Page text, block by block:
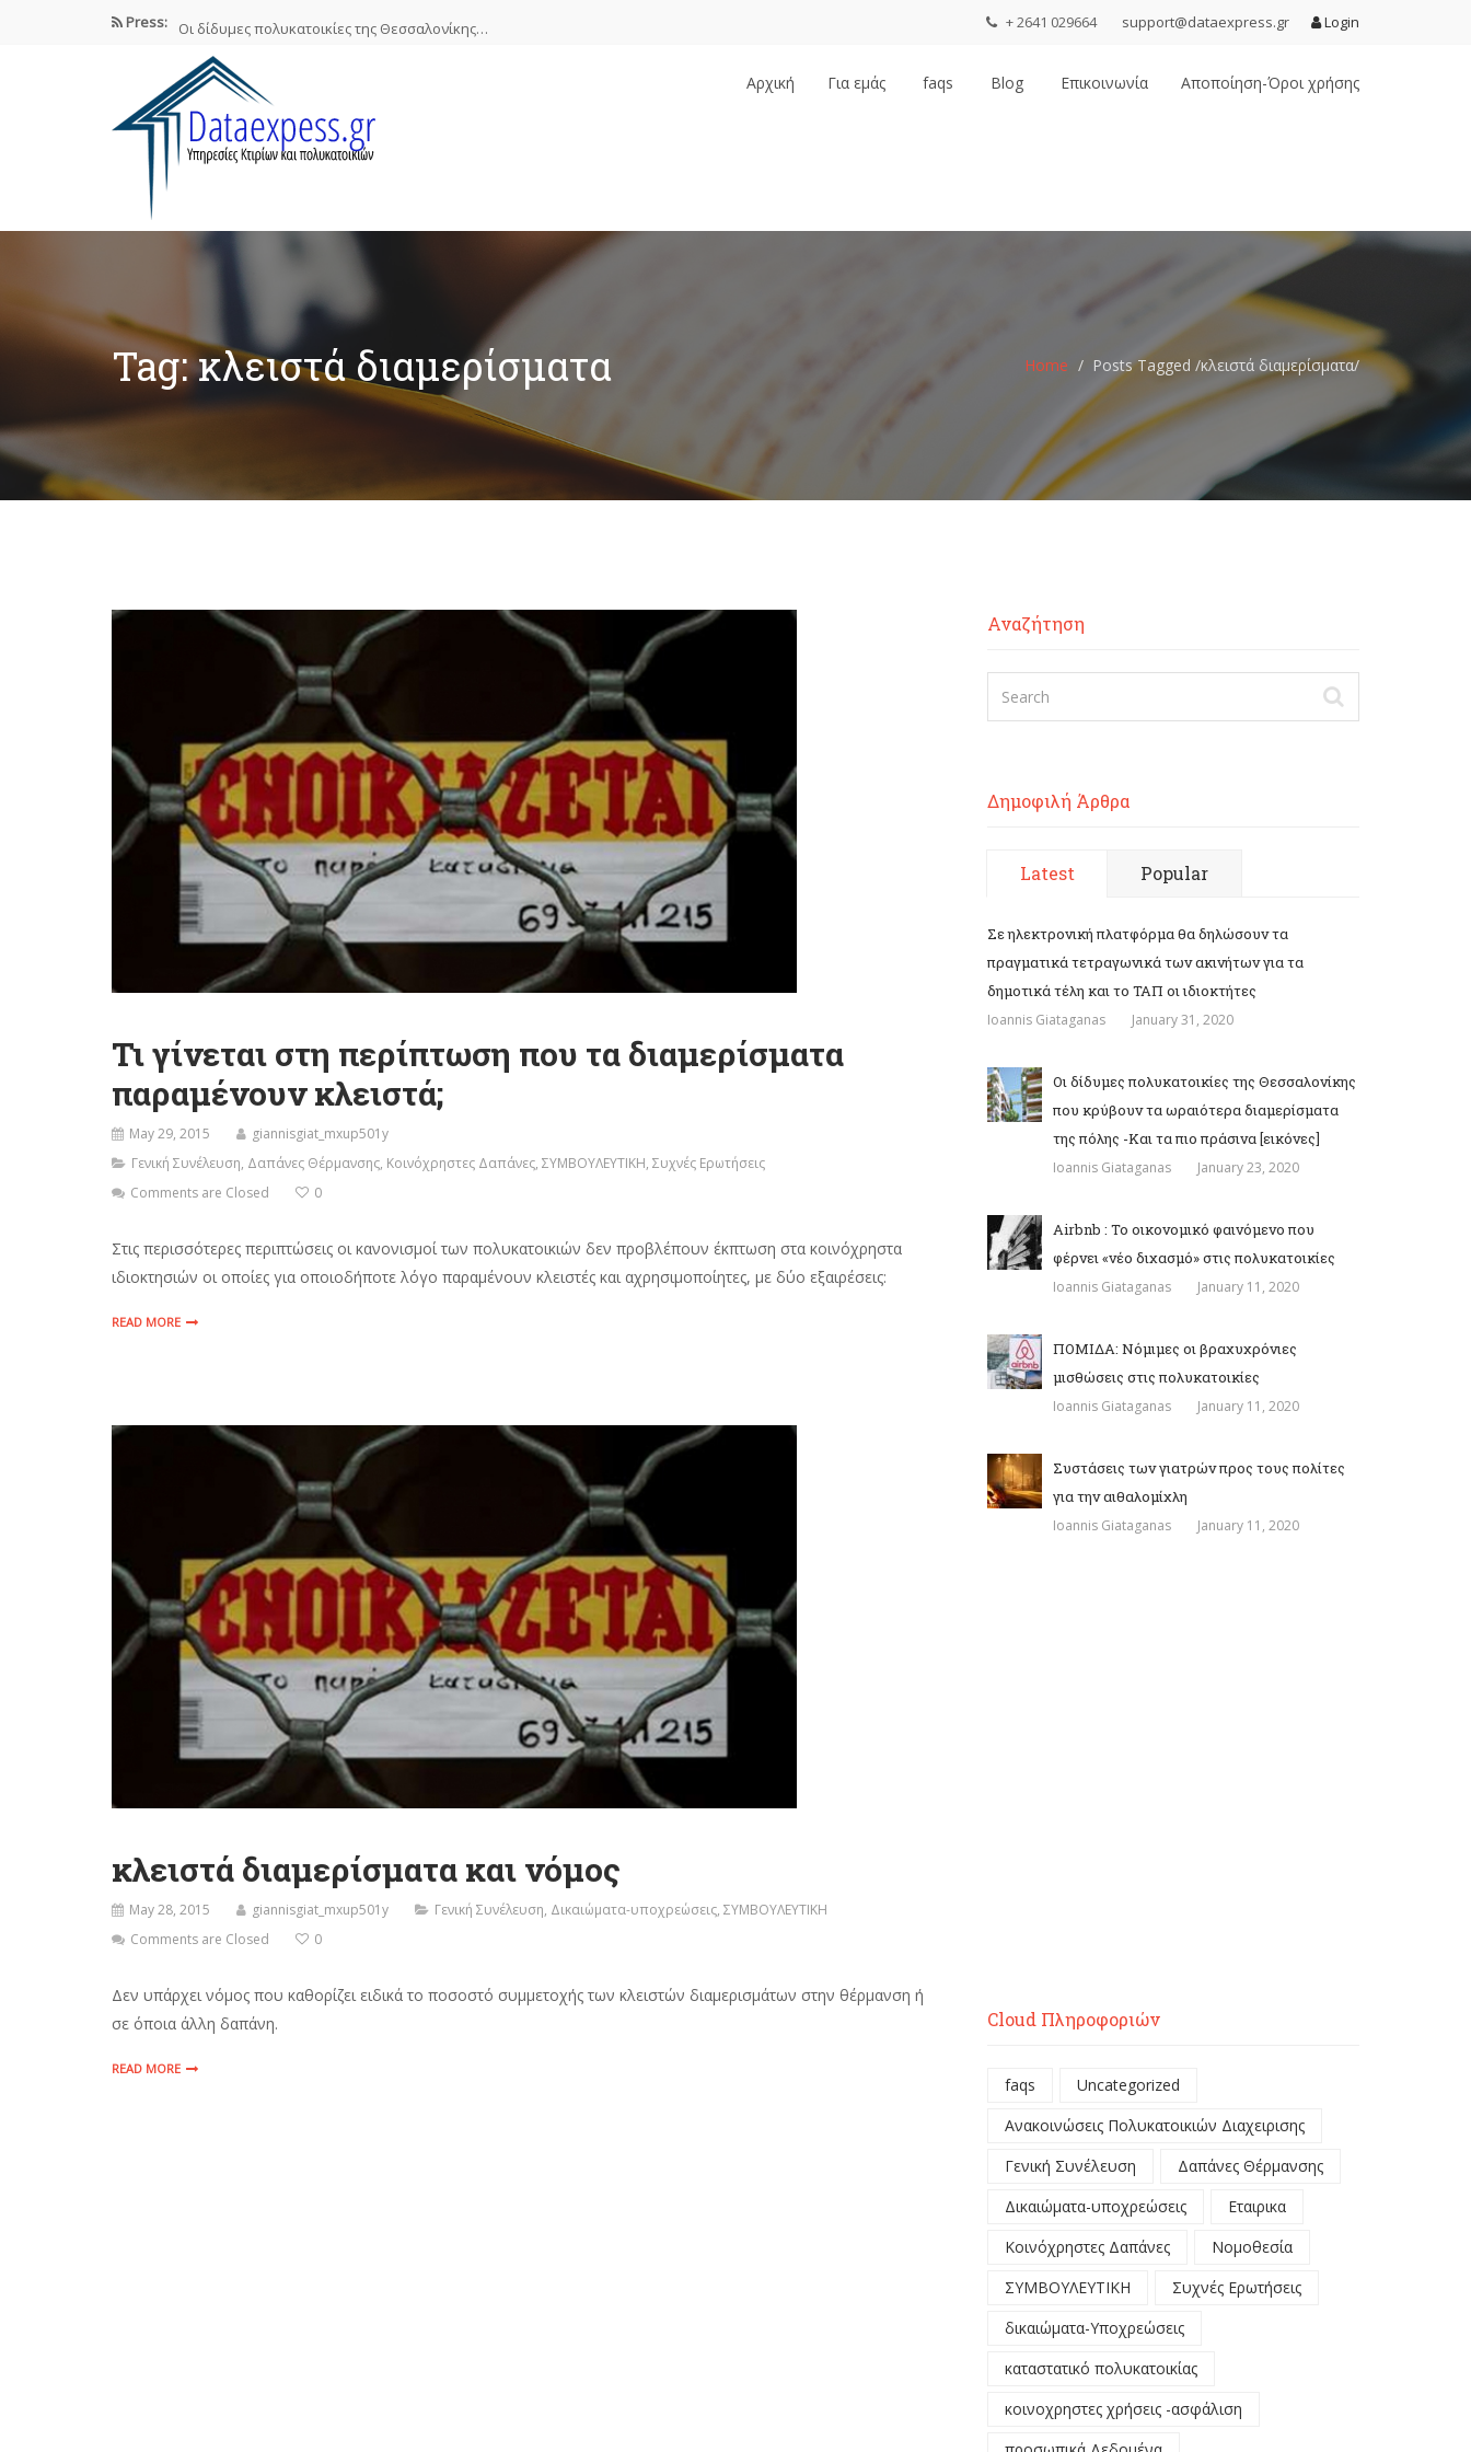
Press: Οι δίδυμες πολυκατοικίες της Θεσσαλονίκης…
Airbnb : Το οικονομικό φαινόμενο…
ΠΟΜΙΔΑ: Νόμιμες οι βραχυχρόνιες μισθώσεις…
Συστάσεις των γιατρών προς τους…
Login
+ 2641 029664 support@dataexpress.gr
Αρχική Για εμάς faqs Blog Επικοινωνία Αποποίηση-Όροι χρήσης
Tag: κλειστά διαμερίσματα Home Posts Tagged /κλειστά διαμερίσματα/
Τι γίνεται στη περίπτωση που τα διαμερίσματα
παραμένουν κλειστά;
May 29, 2015
giannisgiat_mxup501y
Γενική Συνέλευση, Δαπάνες Θέρμανσης, Κοινόχρηστες Δαπάνες, ΣΥΜΒΟΥΛΕΥΤΙΚΗ, Συχνές Ερωτήσεις
Comments are Closed
0
Στις περισσότερες περιπτώσεις οι κανονισμοί των πολυκατοικιών δεν προβλέπουν έκπτωση στα κοινόχρηστα
ιδιοκτησιών οι οποίες για οποιοδήποτε λόγο παραμένουν κλειστές και αχρησιμοποίητες, με δύο εξαιρέσεις:
READ MORE
κλειστά διαμερίσματα και νόμος
May 28, 2015 giannisgiat_mxup501y Γενική Συνέλευση, Δικαιώματα-υποχρεώσεις, ΣΥΜΒΟΥΛΕΥΤΙΚΗ
Comments are Closed
0
Δεν υπάρχει νόμος που καθορίζει ειδικά το ποσοστό συμμετοχής των κλειστών διαμερισμάτων στην θέρμανση ή
σε όποια άλλη δαπάνη.
READ MORE
Αναζήτηση
Δημοφιλή Άρθρα
Latest Popular
Σε ηλεκτρονική πλατφόρμα θα δηλώσουν τα
πραγματικά τετραγωνικά των ακινήτων για τα
δημοτικά τέλη και το ΤΑΠ οι ιδιοκτήτες
Ioannis Giataganas January 31, 2020
Οι δίδυμες πολυκατοικίες της Θεσσαλονίκης
που κρύβουν τα ωραιότερα διαμερίσματα
της πόλης -Και τα πιο πράσινα [εικόνες]
Ioannis Giataganas January 23, 2020
Airbnb : Το οικονομικό φαινόμενο που
φέρνει «νέο διχασμό» στις πολυκατοικίες
Ioannis Giataganas January 11, 2020
ΠΟΜΙΔΑ: Νόμιμες οι βραχυχρόνιες
μισθώσεις στις πολυκατοικίες
Ioannis Giataganas January 11, 2020
Συστάσεις των γιατρών προς τους πολίτες
για την αιθαλομίχλη
Ioannis Giataganas January 11, 2020
Cloud Πληροφοριών
faqs
Uncategorized
Ανακοινώσεις Πολυκατοικιών Διαχειρισης
Γενική Συνέλευση
Δαπάνες Θέρμανσης
Δικαιώματα-υποχρεώσεις
Εταιρικα
Κοινόχρηστες Δαπάνες
Νομοθεσία
ΣΥΜΒΟΥΛΕΥΤΙΚΗ
Συχνές Ερωτήσεις
δικαιώματα-Υποχρεώσεις
καταστατικό πολυκατοικίας
κοινοχρηστες χρήσεις -ασφάλιση